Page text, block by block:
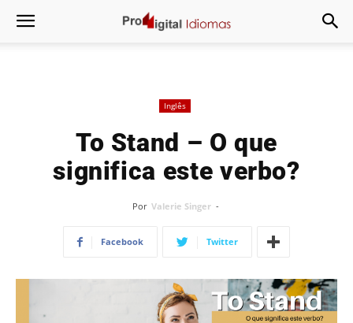
Inglês
To Stand – O que
significa este verbo?
Por Valerie Singer -
Facebook Twitter